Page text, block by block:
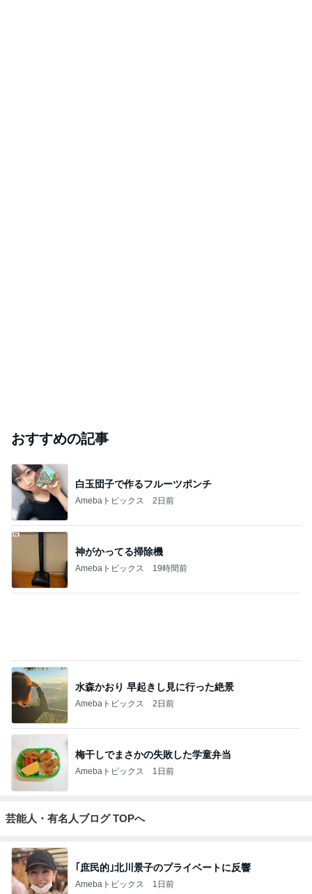
おすすめの記事
白玉団子で作るフルーツポンチ
Amebaトピックス 2日前
神がかってる掃除機
Amebaトピックス 19時間前
水森かおり 早起きし見に行った絶景
Amebaトピックス 2日前
梅干しでまさかの失敗した学童弁当
Amebaトピックス 1日前
芸能人・有名人ブログ TOPへ
｢庶民的｣北川景子のプライベートに反響
Amebaトピックス 1日前